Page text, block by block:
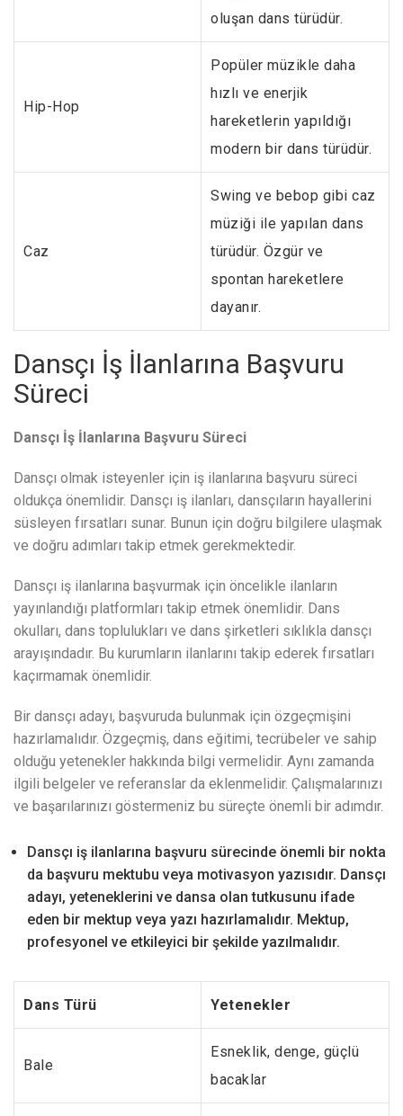
oluşan dans türüdür.
Hip-Hop
Popüler müzikle daha
hızlı ve enerjik
hareketlerin yapıldığı
modern bir dans türüdür.
Caz
Swing ve bebop gibi caz
müziği ile yapılan dans
türüdür. Özgür ve
spontan hareketlere
dayanır.
Dansçı İş İlanlarına Başvuru
Süreci
Dansçı İş İlanlarına Başvuru Süreci
Dansçı olmak isteyenler için iş ilanlarına başvuru süreci
oldukça önemlidir. Dansçı iş ilanları, dansçıların hayallerini
süsleyen fırsatları sunar. Bunun için doğru bilgilere ulaşmak
ve doğru adımları takip etmek gerekmektedir.
Dansçı iş ilanlarına başvurmak için öncelikle ilanların
yayınlandığı platformları takip etmek önemlidir. Dans
okulları, dans toplulukları ve dans şirketleri sıklıkla dansçı
arayışındadır. Bu kurumların ilanlarını takip ederek fırsatları
kaçırmamak önemlidir.
Bir dansçı adayı, başvuruda bulunmak için özgeçmişini
hazırlamalıdır. Özgeçmiş, dans eğitimi, tecrübeler ve sahip
olduğu yetenekler hakkında bilgi vermelidir. Aynı zamanda
ilgili belgeler ve referanslar da eklenmelidir. Çalışmalarınızı
ve başarılarınızı göstermeniz bu süreçte önemli bir adımdır.
Dansçı iş ilanlarına başvuru sürecinde önemli bir nokta
da başvuru mektubu veya motivasyon yazısıdır. Dansçı
adayı, yeteneklerini ve dansa olan tutkusunu ifade
eden bir mektup veya yazı hazırlamalıdır. Mektup,
profesyonel ve etkileyici bir şekilde yazılmalıdır.
Dans Türü Yetenekler
Bale
Esneklik, denge, güçlü
bacaklar